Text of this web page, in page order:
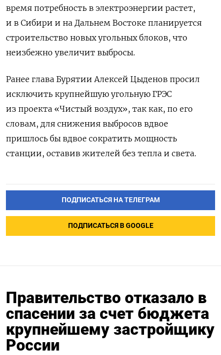
время потребность в электроэнергии растет,
и в Сибири и на Дальнем Востоке планируется
строительство новых угольных блоков, что
неизбежно увеличит выбросы.
Ранее глава Бурятии Алексей Цыденов просил
исключить крупнейшую угольную ГРЭС
из проекта «Чистый воздух», так как, по его
словам, для снижения выбросов вдвое
пришлось бы вдвое сократить мощность
станции, оставив жителей без тепла и света.
ПОДПИСАТЬСЯ НА ТЕЛЕГРАМ
ПОДПИСАТЬСЯ В GOOGLE
Правительство отказало в
спасении за счет бюджета
крупнейшему застройщику
России